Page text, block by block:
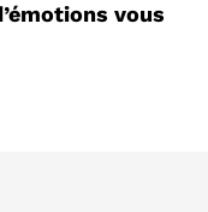
vous